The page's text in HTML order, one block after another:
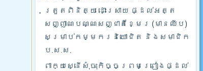
ត្រួតពិនិត្យ ដោះស្រាយ ផ្ដល់អត្ត
សញ្ញាណបណ្ណសញ្ជាតិខ្មែរ (មានឈីប)
សម្រាប់កម្មករនិយោជិត និងសមាជិក
ប.ស.ស.
ពាក្យស្នើសុំចុះកិច្ចព្រមព្រៀងផ្ដល់